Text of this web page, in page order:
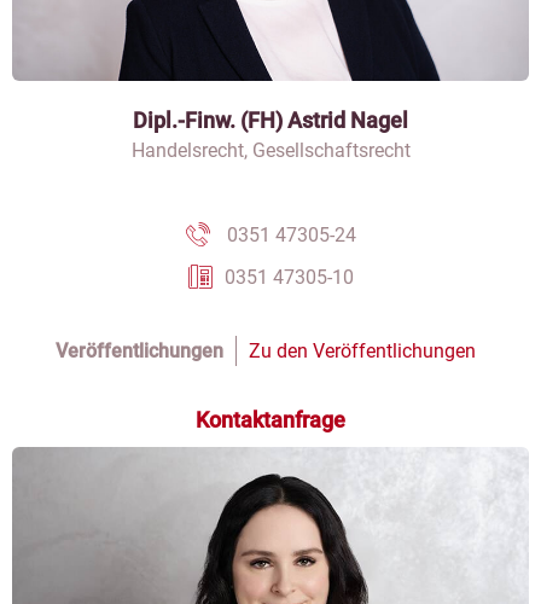
Dipl.-Finw. (FH) Astrid Nagel
Handelsrecht, Gesellschaftsrecht
0351 47305-24
0351 47305-10
Veröffentlichungen Zu den Veröffentlichungen
Kontaktanfrage